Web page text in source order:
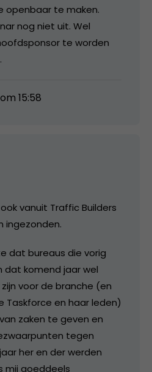
openbaar te maken.
nog niet uit. Wel
te worden
15:58
vanuit Traffic Builders
ingezonden.
dat bureaus die vorig
komend jaar wel
voor de branche (en
Taskforce en haar leden)
zaken te geven en
tegen
her en der werden
mij goeddeels